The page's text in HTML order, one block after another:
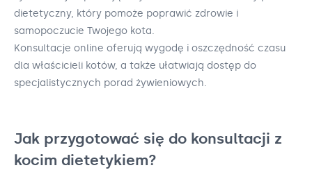
dietetyczny, który pomoże poprawić zdrowie i
samopoczucie Twojego kota.
Konsultacje online oferują wygodę i oszczędność czasu
dla właścicieli kotów, a także ułatwiają dostęp do
specjalistycznych porad żywieniowych.
Jak przygotować się do konsultacji z
kocim dietetykiem?